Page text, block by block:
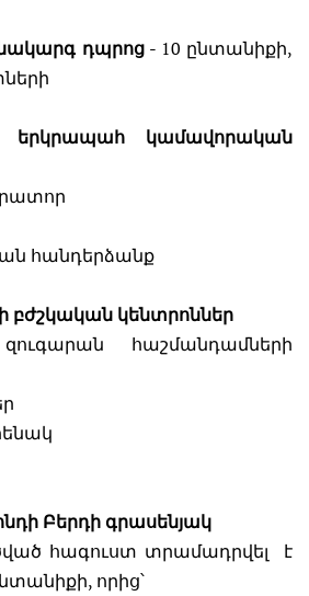
դպրոց- 10 ընտանիքի,
երկրապահ կամավորական
հանդերձանք
բժշկական կենտրոններ
հաշմանդամների
Բերդի գրասենյակ
հագուստ տրամադրվել է
որից՝